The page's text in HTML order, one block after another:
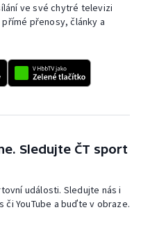
ve své chytré televizi
přenosy, články a
Sledujte ČT sport
události. Sledujte nás i
či YouTube a buďte v obraze.